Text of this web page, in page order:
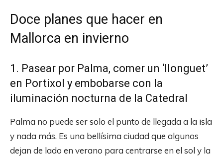
Doce planes que hacer en
Mallorca en invierno
1. Pasear por Palma, comer un ‘llonguet’
en Portixol y embobarse con la
iluminación nocturna de la Catedral
Palma no puede ser solo el punto de llegada a la isla
y nada más. Es una bellísima ciudad que algunos
dejan de lado en verano para centrarse en el sol y la